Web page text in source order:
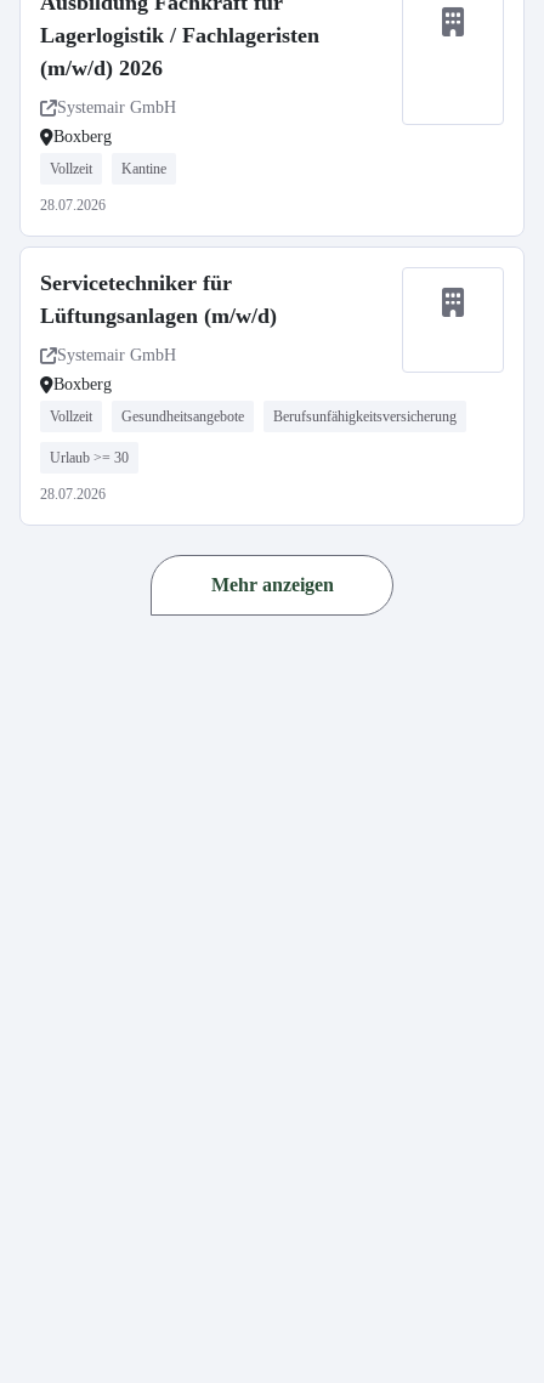
Lagerlogistik / Fachlageristen
(m/w/d) 2026
Systemair GmbH
Boxberg
Vollzeit Kantine
28.07.2026
Servicetechniker für
Lüftungsanlagen (m/w/d)
Systemair GmbH
Boxberg
Vollzeit Gesundheitsangebote Berufsunfähigkeitsversicherung
Urlaub >= 30
28.07.2026
Mehr anzeigen